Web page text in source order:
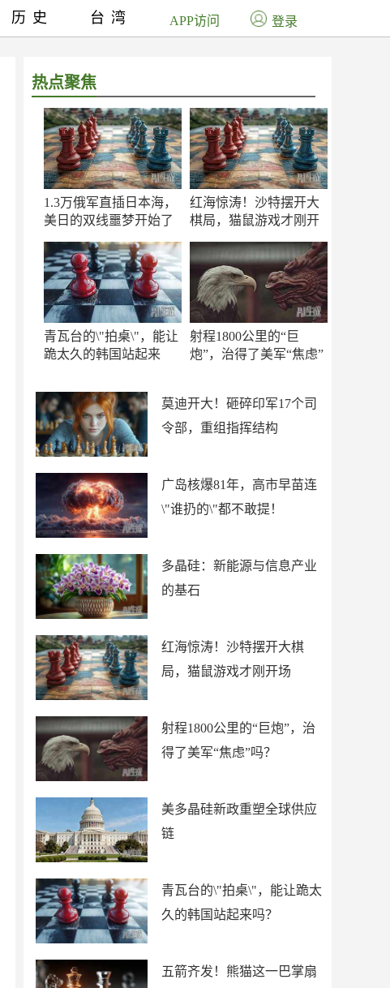
热点聚焦
1.3万俄军直插日本海，
美日的双线噩梦开始了
红海惊涛！沙特摆开大
棋局，猫鼠游戏才刚开
青瓦台的\"拍桌\"，能让
跪太久的韩国站起来
射程1800公里的“巨
炮”，治得了美军“焦虑”
莫迪开大！砸碎印军17个司
令部，重组指挥结构
广岛核爆81年，高市早苗连
\"谁扔的\"都不敢提！
多晶硅：新能源与信息产业
的基石
红海惊涛！沙特摆开大棋
局，猫鼠游戏才刚开场
射程1800公里的“巨炮”，治
得了美军“焦虑”吗？
美多晶硅新政重塑全球供应
链
青瓦台的\"拍桌\"，能让跪太
久的韩国站起来吗？
五箭齐发！熊猫这一巴掌扇
历史 台湾 APP访问 登录